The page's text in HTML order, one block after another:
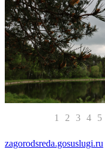
1 2 3 4 5
zagorodsreda.gosuslugi.ru